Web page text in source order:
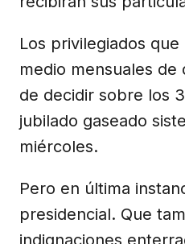
Los privilegiados
medio mensuales de
de decidir sobre los
jubilado gaseado
miércoles.
Pero en última
presidencial. Que
indignaciones